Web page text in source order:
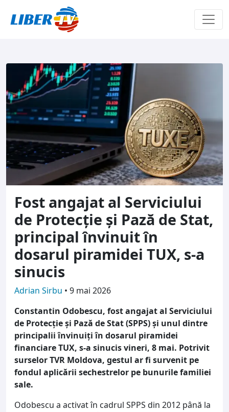
Fost angajat al Serviciului
de Protecție și Pază de Stat,
principal învinuit în
dosarul piramidei TUX, s-a
sinucis
Adrian Sirbu • 9 mai 2026
Constantin Odobescu, fost angajat al Serviciului
de Protecție și Pază de Stat (SPPS) și unul dintre
principalii învinuiți în dosarul piramidei
financiare TUX, s-a sinucis vineri, 8 mai. Potrivit
surselor TVR Moldova, gestul ar fi survenit pe
fondul aplicării sechestrelor pe bunurile familiei
sale.
Odobescu a activat în cadrul SPPS din 2012 până la